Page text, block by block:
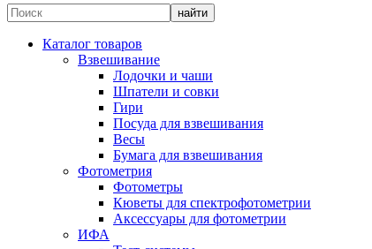
Каталог товаров
Взвешивание
Лодочки и чаши
Шпатели и совки
Гири
Посуда для взвешивания
Весы
Бумага для взвешивания
Фотометрия
Фотометры
Кюветы для спектрофотометрии
Аксессуары для фотометрии
ИФА